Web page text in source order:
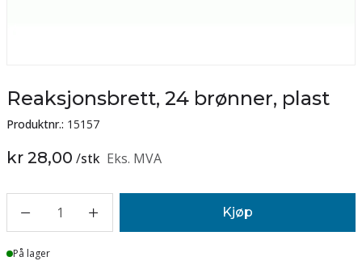
Reaksjonsbrett, 24 brønner, plast
Produktnr.: 15157
kr 28,00 /stk Eks. MVA
1 Kjøp
Lager
På lager